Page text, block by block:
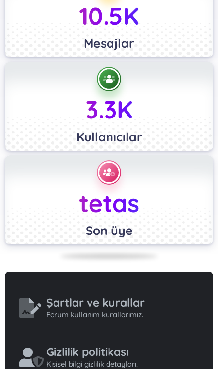
10.5K
Mesajlar
3.3K
Kullanıcılar
tetas
Son üye
Şartlar ve kurallar
Forum kullanım kurallarımız.
Gizlilik politikası
Kişisel bilgi gizlilik detayları.